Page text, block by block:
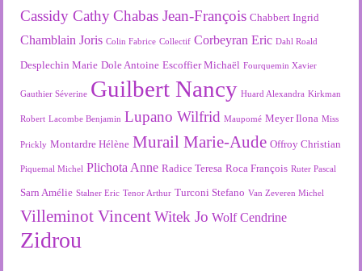
Cassidy Cathy Chabas Jean-François Chabbert Ingrid
Chamblain Joris Colin Fabrice Collectif Corbeyran Eric Dahl Roald
Desplechin Marie Dole Antoine Escoffier Michaël Fourquemin Xavier
Gauthier Séverine Guilbert Nancy Huard Alexandra Kirkman
Robert Lacombe Benjamin Lupano Wilfrid Maupomé Meyer Ilona Miss
Prickly Montardre Hélène Murail Marie-Aude Offroy Christian
Piquemal Michel Plichota Anne Radice Teresa Roca François Ruter Pascal
Sarn Amélie Stalner Eric Tenor Arthur Turconi Stefano Van Zeveren Michel
Villeminot Vincent Witek Jo Wolf Cendrine
Zidrou